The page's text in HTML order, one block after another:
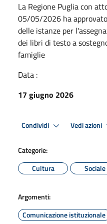
La Regione Puglia con
05/05/2026 ha
delle istanze per
dei libri di testo a
famiglie
Data :
17 giugno 2026
Condividi Vedi azioni
Categorie:
Cultura
Sociale
Argomenti:
Comunicazione istituzionale